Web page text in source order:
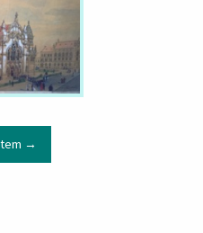
→